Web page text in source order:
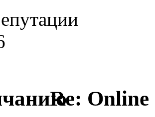
Re: Online